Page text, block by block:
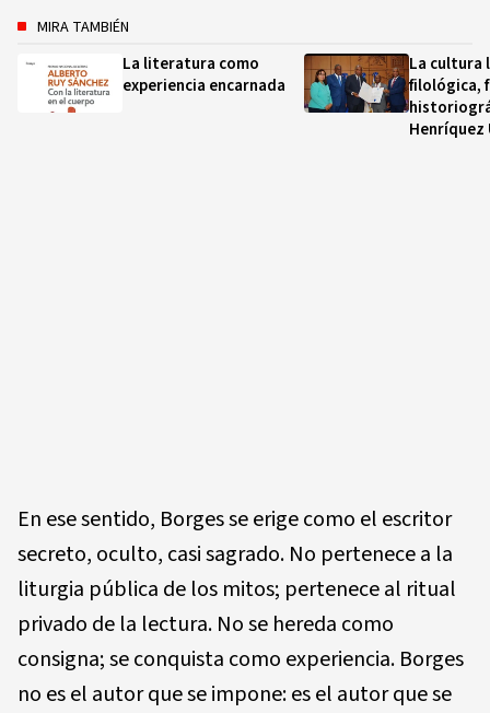
MIRA TAMBIÉN
La literatura como
experiencia encarnada
La
filológica,
Henríquez
En ese sentido, Borges se erige como el escritor
secreto, oculto, casi sagrado. No pertenece a la
liturgia pública de los mitos; pertenece al ritual
privado de la lectura. No se hereda como
consigna; se conquista como experiencia. Borges
no es el autor que se impone: es el autor que se